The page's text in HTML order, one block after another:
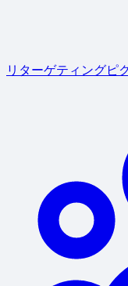
リターゲティングピ